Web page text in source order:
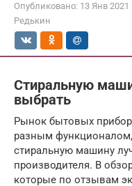
Опубликовано: 13 Янв 2021
Редькин
Стиральную
выбрать
Рынок бытовых
разным
стиральную машину
производителя. В
которые по отзывам